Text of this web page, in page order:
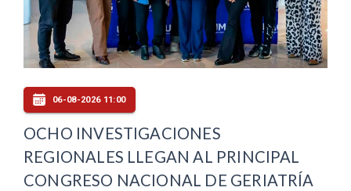
06-08-2026 11:00
OCHO INVESTIGACIONES
REGIONALES LLEGAN AL PRINCIPAL
CONGRESO NACIONAL DE GERIATRÍA